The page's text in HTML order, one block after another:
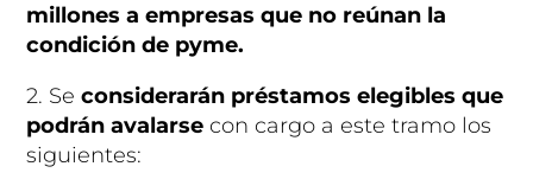
millones a empresas que no reúnan la
condición de pyme.
2. Seconsiderarán préstamos elegibles que
podrán avalarse con cargo a este tramo los
siguientes: